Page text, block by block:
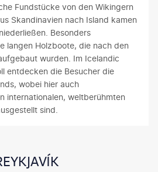
Fundstücke von den Wikingern
Skandinavien nach Island kamen
Besonders
langen Holzboote, die nach den
wurden. Im Icelandic
entdecken die Besucher die
wobei hier auch
internationalen, weltberühmten
sind.